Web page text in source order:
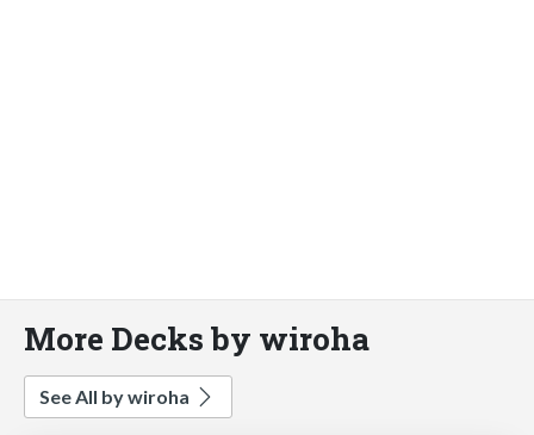
More Decks by wiroha
See All by wiroha